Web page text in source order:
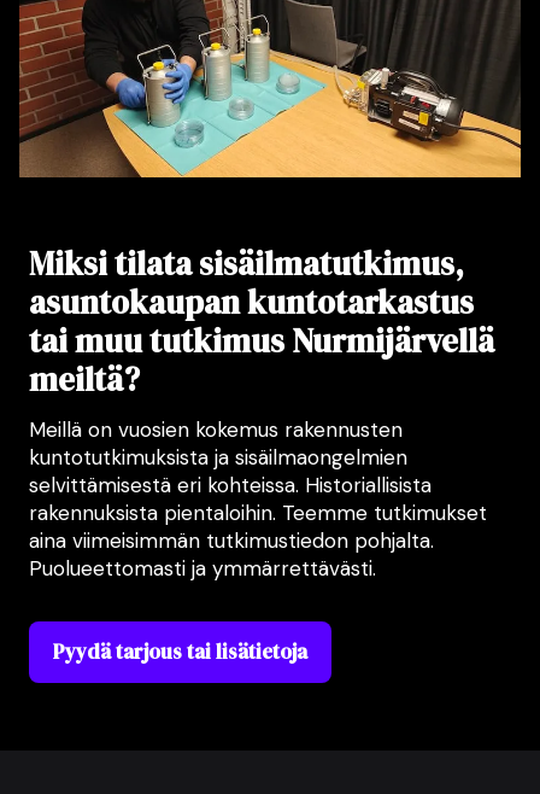
Miksi tilata sisäilmatutkimus,
asuntokaupan kuntotarkastus
tai muu tutkimus Nurmijärvellä
meiltä?
Meillä on vuosien kokemus rakennusten
kuntotutkimuksista ja sisäilmaongelmien
selvittämisestä eri kohteissa. Historiallisista
rakennuksista pientaloihin. Teemme tutkimukset
aina viimeisimmän tutkimustiedon pohjalta.
Puolueettomasti ja ymmärrettävästi.
Pyydä tarjous tai lisätietoja